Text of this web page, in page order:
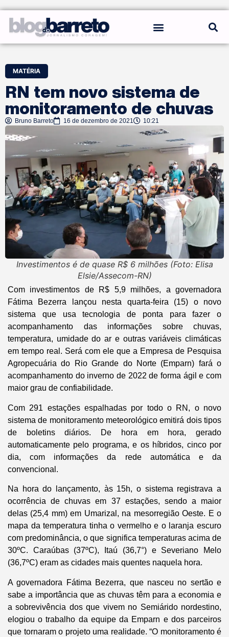
MATÉRIA
RN tem novo sistema de
monitoramento de chuvas
Bruno Barreto 16 de dezembro de 2021 10:21
Investimentos é de quase R$ 6 milhões (Foto: Elisa
Elsie/Assecom-RN)
Com investimentos de R$ 5,9 milhões, a governadora
Fátima Bezerra lançou nesta quarta-feira (15) o novo
sistema que usa tecnologia de ponta para fazer o
acompanhamento das informações sobre chuvas,
temperatura, umidade do ar e outras variáveis climáticas
em tempo real. Será com ele que a Empresa de Pesquisa
Agropecuária do Rio Grande do Norte (Emparn) fará o
acompanhamento do inverno de 2022 de forma ágil e com
maior grau de confiabilidade.
Com 291 estações espalhadas por todo o RN, o novo
sistema de monitoramento meteorológico emitirá dois tipos
de boletins diários. De hora em hora, gerado
automaticamente pelo programa, e os híbridos, cinco por
dia, com informações da rede automática e da
convencional.
Na hora do lançamento, às 15h, o sistema registrava a
ocorrência de chuvas em 37 estações, sendo a maior
delas (25,4 mm) em Umarizal, na mesorregião Oeste. E o
mapa da temperatura tinha o vermelho e o laranja escuro
com predominância, o que significa temperaturas acima de
30ºC. Caraúbas (37ºC), Itaú (36,7°) e Severiano Melo
(36,7ºC) eram as cidades mais quentes naquela hora.
A governadora Fátima Bezerra, que nasceu no sertão e
sabe a importância que as chuvas têm para a economia e
a sobrevivência dos que vivem no Semiárido nordestino,
elogiou o trabalho da equipe da Emparn e dos parceiros
que tornaram o projeto uma realidade. “O monitoramento é